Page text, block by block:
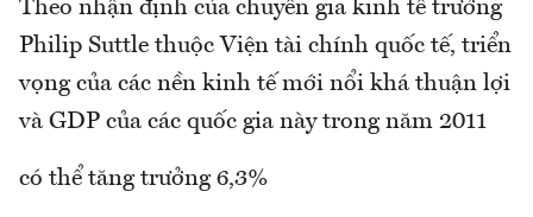
Theo nhận định của chuyên gia kinh tế trưởng
Philip Suttle thuộc Viện tài chính quốc tế, triển
vọng của các nền kinh tế mới nổi khá thuận lợi
và GDP của các quốc gia này trong năm 2011
có thể tăng trưởng 6,3%